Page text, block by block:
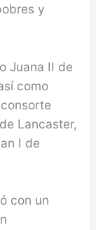
y
Juana II de
como
Lancaster,
I de
con un